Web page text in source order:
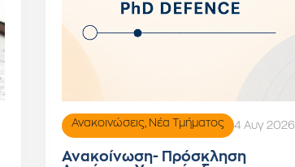
Ανακοινώσεις Νέα Τμήματος 4 Αυγ 2026
Ανακοίνωση- Πρόσκληση